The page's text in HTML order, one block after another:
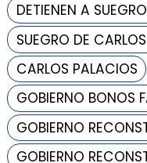
DETIENEN A
SUEGRO DE
CARLOS PALACIOS
GOBIERNO BONOS
GOBIERNO
GOBIERNO